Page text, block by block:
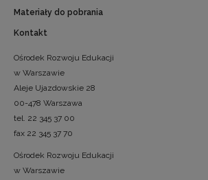
Materiały do pobrania
Kontakt
Ośrodek Rozwoju Edukacji
w Warszawie
Aleje Ujazdowskie 28
00-478 Warszawa
tel. 22 345 37 00
fax 22 345 37 70
Ośrodek Rozwoju Edukacji
w Warszawie